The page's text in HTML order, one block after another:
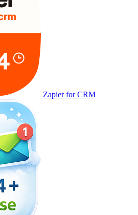
Zapier for CRM